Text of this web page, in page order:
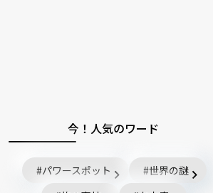
今！人気のワード
パワースポット
世界の謎